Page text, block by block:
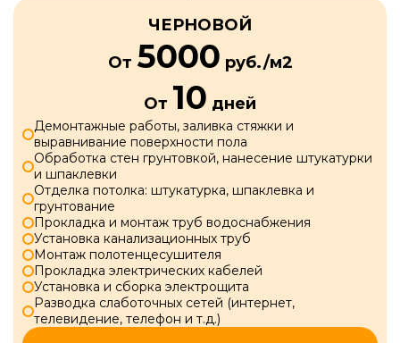
ЧЕРНОВОЙ
От 5000 руб./м2
От 10 дней
Демонтажные работы, заливка стяжки и
выравнивание поверхности пола
Обработка стен грунтовкой, нанесение штукатурки
и шпаклевки
Отделка потолка: штукатурка, шпаклевка и
грунтование
Прокладка и монтаж труб водоснабжения
Установка канализационных труб
Монтаж полотенцесушителя
Прокладка электрических кабелей
Установка и сборка электрощита
Разводка слаботочных сетей (интернет,
телевидение, телефон и т.д.)